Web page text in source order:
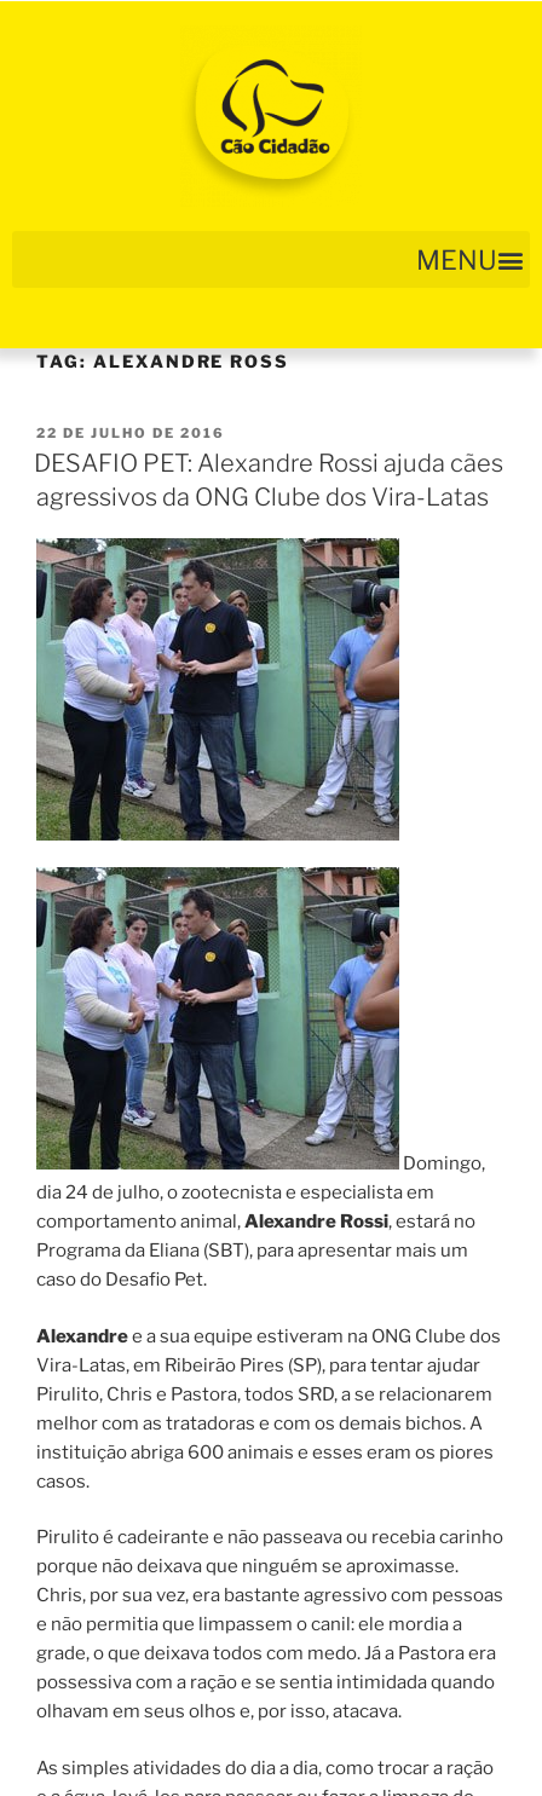
TAG:ALEXANDRE ROSS
22 DE JULHO DE 2016
DESAFIO PET: Alexandre Rossi ajuda cães
agressivos da ONG Clube dos Vira-Latas
Domingo,
dia 24 de julho, o zootecnista e especialista em
comportamento animal,Alexandre Rossi, estará no
Programa da Eliana (SBT), para apresentar mais um
caso do Desafio Pet.
Alexandree a sua equipe estiveram na ONG Clube dos
Vira-Latas, em Ribeirão Pires (SP), para tentar ajudar
Pirulito, Chris e Pastora, todos SRD, a se relacionarem
melhor com as tratadoras e com os demais bichos. A
instituição abriga 600 animais e esses eram os piores
casos.
Pirulito é cadeirante e não passeava ou recebia carinho
porque não deixava que ninguém se aproximasse.
Chris, por sua vez, era bastante agressivo com pessoas
e não permitia que limpassem o canil: ele mordia a
grade, o que deixava todos com medo. Já a Pastora era
possessiva com a ração e se sentia intimidada quando
olhavam em seus olhos e, por isso, atacava.
As simples atividades do dia a dia, como trocar a ração